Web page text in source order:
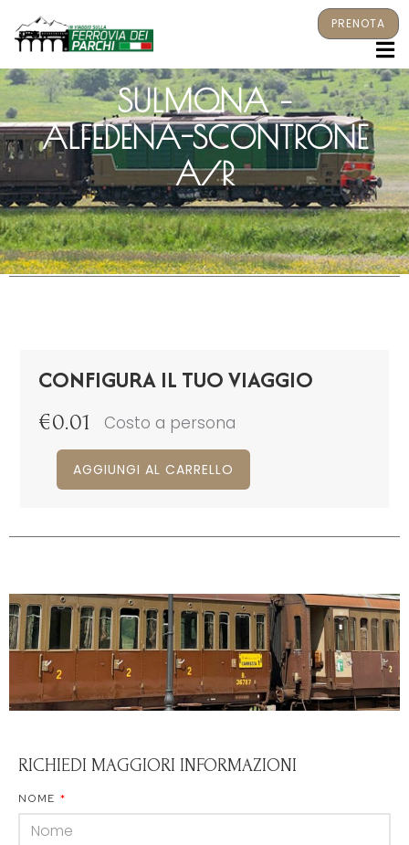
PRENOTA
SULMONA –
ALFEDENA-SCONTRONE
A/R
CONFIGURA IL TUO VIAGGIO
€0.01 Costo a persona
AGGIUNGI AL CARRELLO
RICHIEDI MAGGIORI INFORMAZIONI
NOME